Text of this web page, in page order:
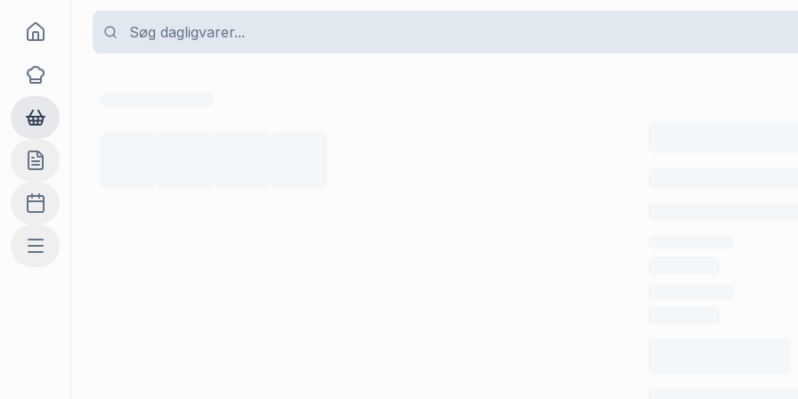
Goma
Opskrifter
Dagligvarer
Indkøbslisten
Madplan
Mere